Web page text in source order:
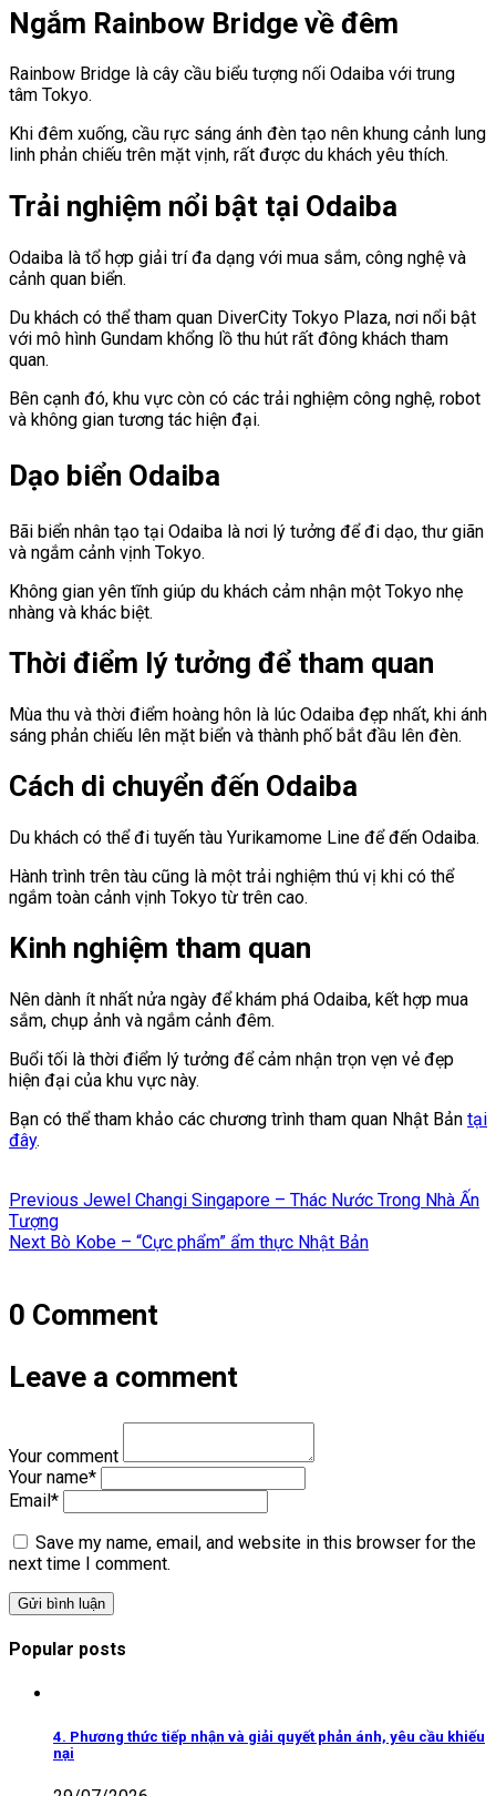
Ngắm Rainbow Bridge về đêm
Rainbow Bridge là cây cầu biểu tượng nối Odaiba với trung
tâm Tokyo.
Khi đêm xuống, cầu rực sáng ánh đèn tạo nên khung cảnh lung
linh phản chiếu trên mặt vịnh, rất được du khách yêu thích.
Trải nghiệm nổi bật tại Odaiba
Odaiba là tổ hợp giải trí đa dạng với mua sắm, công nghệ và
cảnh quan biển.
Du khách có thể tham quan DiverCity Tokyo Plaza, nơi nổi bật
với mô hình Gundam khổng lồ thu hút rất đông khách tham
quan.
Bên cạnh đó, khu vực còn có các trải nghiệm công nghệ, robot
và không gian tương tác hiện đại.
Dạo biển Odaiba
Bãi biển nhân tạo tại Odaiba là nơi lý tưởng để đi dạo, thư giãn
và ngắm cảnh vịnh Tokyo.
Không gian yên tĩnh giúp du khách cảm nhận một Tokyo nhẹ
nhàng và khác biệt.
Thời điểm lý tưởng để tham quan
Mùa thu và thời điểm hoàng hôn là lúc Odaiba đẹp nhất, khi ánh
sáng phản chiếu lên mặt biển và thành phố bắt đầu lên đèn.
Cách di chuyển đến Odaiba
Du khách có thể đi tuyến tàu Yurikamome Line để đến Odaiba.
Hành trình trên tàu cũng là một trải nghiệm thú vị khi có thể
ngắm toàn cảnh vịnh Tokyo từ trên cao.
Kinh nghiệm tham quan
Nên dành ít nhất nửa ngày để khám phá Odaiba, kết hợp mua
sắm, chụp ảnh và ngắm cảnh đêm.
Buổi tối là thời điểm lý tưởng để cảm nhận trọn vẹn vẻ đẹp
hiện đại của khu vực này.
Bạn có thể tham khảo các chương trình tham quan Nhật Bản tại
đây.
Điều
hướng
bài
Previous Previous
Jewel Changi Singapore – Thác Nước Trong Nhà Ấn
Tượng
Next Next
Bò Kobe – “Cực phẩm” ẩm thực Nhật Bản
0 Comment
Leave a comment
Your comment
Your name*
Email*
Save my name, email, and website in this browser for the
next time I comment.
Popular posts
4. Phương thức tiếp nhận và giải quyết phản ánh, yêu cầu khiếu
nại